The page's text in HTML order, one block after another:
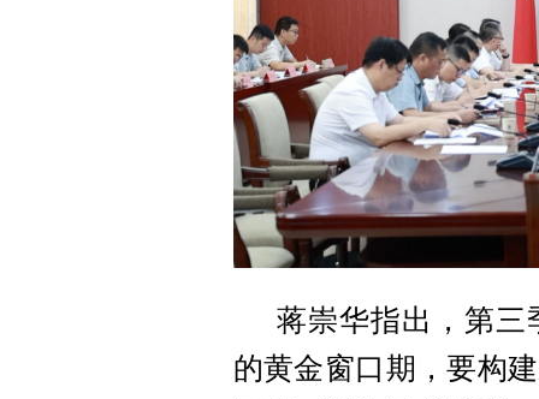
蒋崇华指出，第三
的黄金窗口期，要构